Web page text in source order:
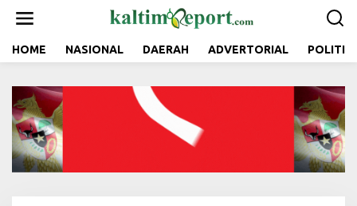
t
HOME NASIONAL DAERAH ADVERTORIAL POLITIK